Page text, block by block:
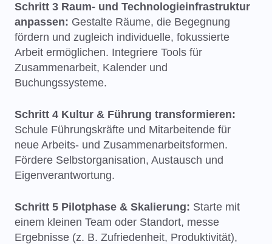
Schritt 3 Raum- und Technologieinfrastruktur
anpassen: Gestalte Räume, die Begegnung
fördern und zugleich individuelle, fokussierte
Arbeit ermöglichen. Integriere Tools für
Zusammenarbeit, Kalender und
Buchungssysteme.
Schritt 4 Kultur & Führung transformieren:
Schule Führungskräfte und Mitarbeitende für
neue Arbeits- und Zusammenarbeitsformen.
Fördere Selbstorganisation, Austausch und
Eigenverantwortung.
Schritt 5 Pilotphase & Skalierung: Starte mit
einem kleinen Team oder Standort, messe
Ergebnisse (z. B. Zufriedenheit, Produktivität),